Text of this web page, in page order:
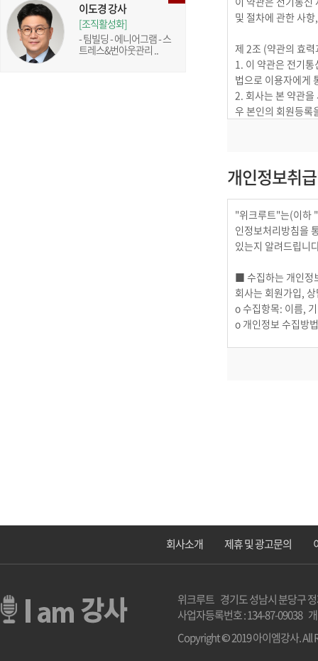
이도경 강사
[조직활성화]
- 팀빌딩 - 에니어그램 - 스
트레스&번아웃관리 ..
개인정보취
회사소개 제휴 및 광고문의
위크루트 경기도 성남시 분당구
사업자등록번호 : 134-87-09038
Copyright © 2019 아이엠강사. All